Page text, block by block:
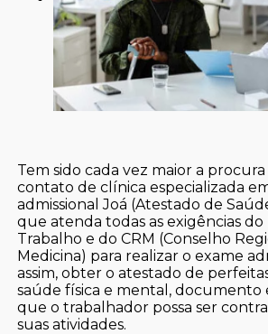
Tem sido cada vez maior a
contato de clínica especializada
admissional Joá (Atestado de
que atenda todas as exigências do
Trabalho e do CRM (Conselho
Medicina) para realizar o exame
assim, obter o atestado de
saúde física e mental, documento
que o trabalhador possa ser
suas atividades.